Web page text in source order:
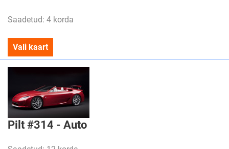
Saadetud: 4 korda
Vali kaart
Pilt #314 - Auto